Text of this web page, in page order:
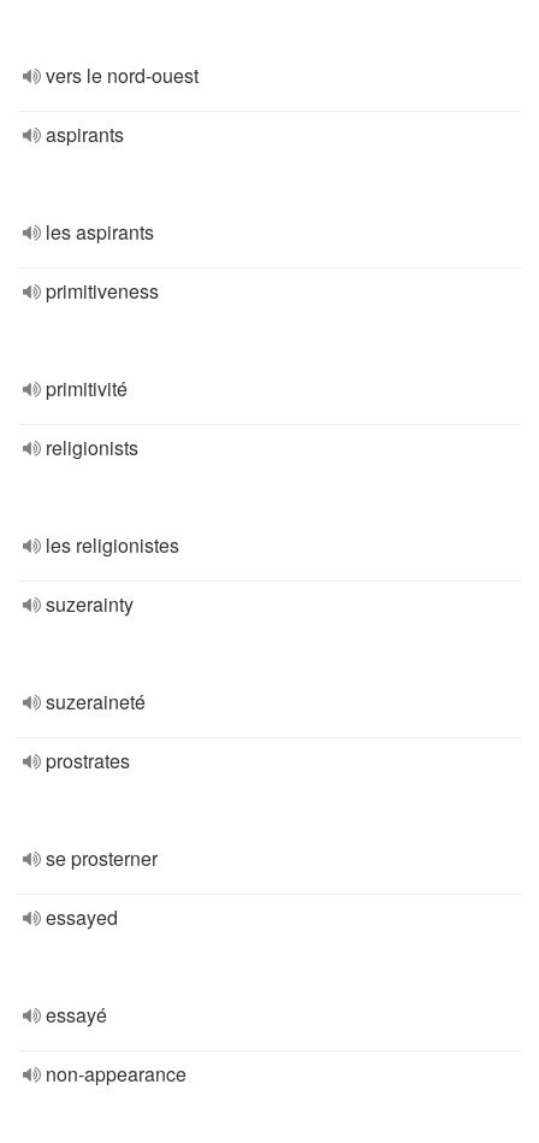
vers le nord-ouest
aspirants
les aspirants
primitiveness
primitivité
religionists
les religionistes
suzerainty
suzeraineté
prostrates
se prosterner
essayed
essayé
non-appearance